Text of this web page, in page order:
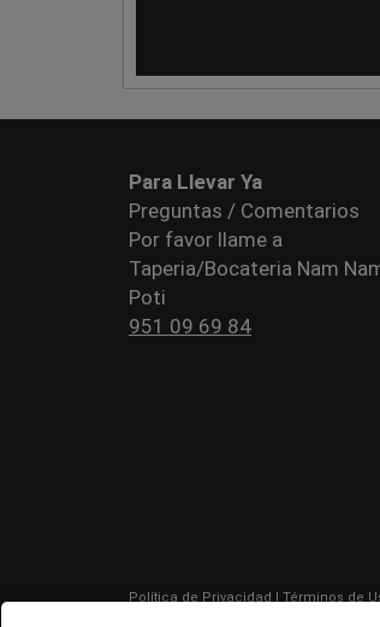
Para Llevar Ya
Preguntas / Comentarios
Por favor llame a
Taperia/Bocateria Nam
Poti
951 09 69 84
Política de Privacidad | Términos de